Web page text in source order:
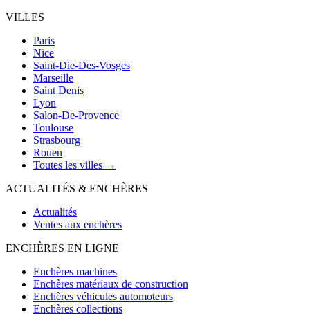
VILLES
Paris
Nice
Saint-Die-Des-Vosges
Marseille
Saint Denis
Lyon
Salon-De-Provence
Toulouse
Strasbourg
Rouen
Toutes les villes →
ACTUALITÉS & ENCHÈRES
Actualités
Ventes aux enchères
ENCHÈRES EN LIGNE
Enchères machines
Enchères matériaux de construction
Enchères véhicules automoteurs
Enchères collections